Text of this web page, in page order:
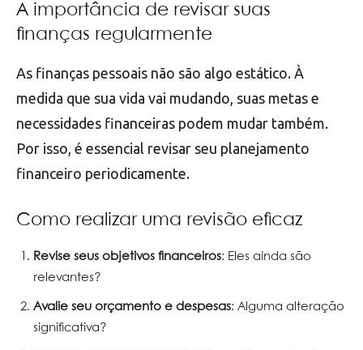
A importância de revisar suas
finanças regularmente
As finanças pessoais não são algo estático. À
medida que sua vida vai mudando, suas metas e
necessidades financeiras podem mudar também.
Por isso, é essencial revisar seu planejamento
financeiro periodicamente.
Como realizar uma revisão eficaz
Revise seus objetivos financeiros: Eles ainda são
relevantes?
Avalie seu orçamento e despesas: Alguma alteração
significativa?